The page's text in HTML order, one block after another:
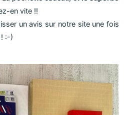
en vite !!
un avis sur notre site une fois
:-)